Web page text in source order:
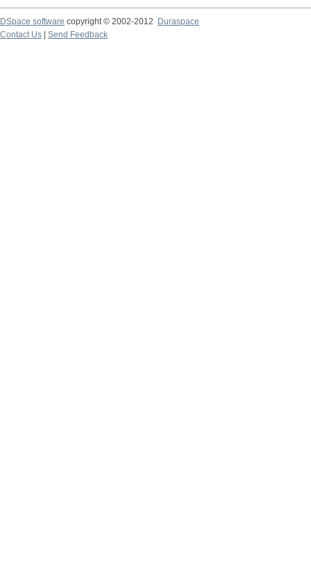
DSpace software copyright © 2002-2012
Duraspace
Contact Us
Send Feedback